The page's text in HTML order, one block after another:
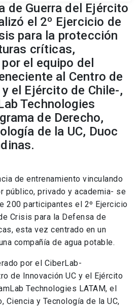
de Guerra del Ejército
el 2º Ejercicio de
para la protección
críticas,
el equipo del
al Centro de
el Ejército de Chile-,
Technologies
de Derecho,
de la UC, Duoc
de entrenamiento vinculando
público, privado y academia- se
200 participantes el 2º Ejercicio
Crisis para la Defensa de
esta vez centrado en un
compañía de agua potable.
por el CiberLab-
de Innovación UC y el Ejército
Technologies LATAM, el
Ciencia y Tecnología de la UC,